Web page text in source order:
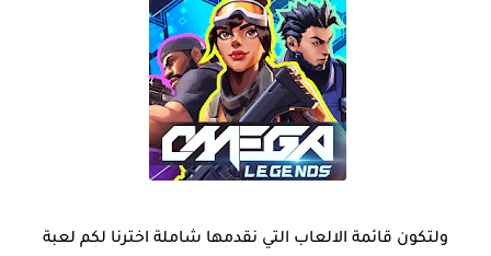
ولتكون قائمة الالعاب التي نقدمها شاملة اخترنا لكم لعبة